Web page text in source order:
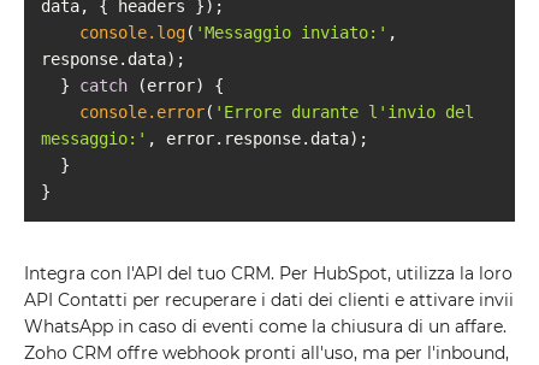
console.log( 'Messaggio inviato:' ,
  }
catch
console.error( 'Errore durante l'invio del
messaggio:'
Integra con l'API del tuo CRM. Per HubSpot, utilizza la loro
API Contatti per recuperare i dati dei clienti e attivare invii
WhatsApp in caso di eventi come la chiusura di un affare.
Zoho CRM offre webhook pronti all'uso, ma per l'inbound,